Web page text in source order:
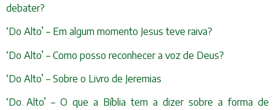
debater?
‘Do Alto’ – Em algum momento Jesus teve raiva?
‘Do Alto’ – Como posso reconhecer a voz de Deus?
‘Do Alto’ – Sobre o Livro de Jeremias
‘Do Alto’ – O que a Bíblia tem a dizer sobre a forma de